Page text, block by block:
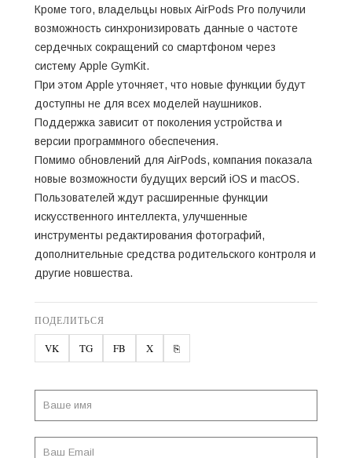
Кроме того, владельцы новых AirPods Pro получили
возможность синхронизировать данные о частоте
сердечных сокращений со смартфоном через
систему Apple GymKit.
При этом Apple уточняет, что новые функции будут
доступны не для всех моделей наушников.
Поддержка зависит от поколения устройства и
версии программного обеспечения.
Помимо обновлений для AirPods, компания показала
новые возможности будущих версий iOS и macOS.
Пользователей ждут расширенные функции
искусственного интеллекта, улучшенные
инструменты редактирования фотографий,
дополнительные средства родительского контроля и
другие новшества.
ПОДЕЛИТЬСЯ
VK TG FB X ⎘